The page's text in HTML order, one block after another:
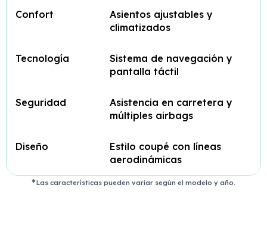
Confort
Asientos ajustables y
climatizados
Tecnología
Sistema de navegación y
pantalla táctil
Seguridad
Asistencia en carretera y
múltiples airbags
Diseño
Estilo coupé con líneas
aerodinámicas
Las características pueden variar según el modelo y año.